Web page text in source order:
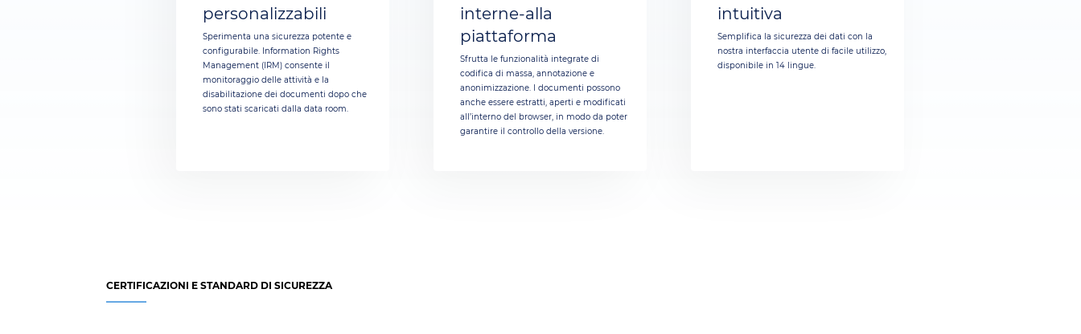
personalizzabili
Sperimenta una sicurezza potente e
configurabile. Information Rights
Management (IRM) consente il
monitoraggio delle attività e la
disabilitazione dei documenti dopo che
sono stati scaricati dalla data room.
interne‑alla
piattaforma
Sfrutta le funzionalità integrate di
codifica di massa, annotazione e
anonimizzazione. I documenti possono
anche essere estratti, aperti e modificati
all’interno del browser, in modo da poter
garantire il controllo della versione.
intuitiva
Semplifica la sicurezza dei dati con la
nostra interfaccia utente di facile utilizzo,
disponibile in 14 lingue.
CERTIFICAZIONI E STANDARD DI SICUREZZA